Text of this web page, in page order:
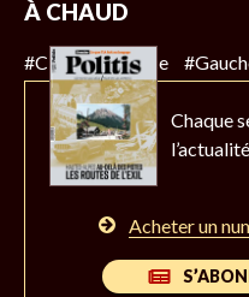
À CHAUD
#Climat #Police
Chaque
Acheter un